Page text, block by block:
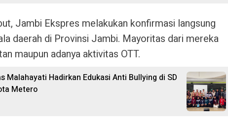
Jambi Ekspres melakukan konfirmasi langsung
daerah di Provinsi Jambi. Mayoritas dari mereka
maupun adanya aktivitas OTT.
Malahayati Hadirkan Edukasi Anti Bullying di SD
Metero